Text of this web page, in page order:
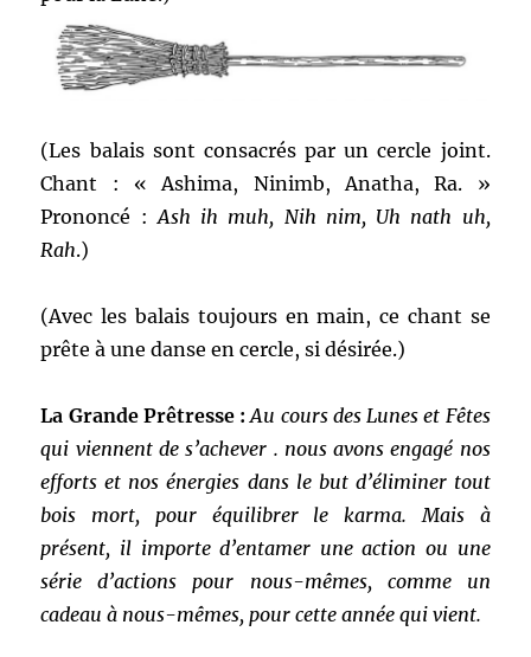
(Les balais sont consacrés par un cercle joint.
Chant : « Ashima, Ninimb, Anatha, Ra. »
Prononcé : Ash ih muh, Nih nim, Uh nath uh,
Rah.)
(Avec les balais toujours en main, ce chant se
prête à une danse en cercle, si désirée.)
La Grande Prêtresse : Au cours des Lunes et Fêtes
qui viennent de s’achever . nous avons engagé nos
efforts et nos énergies dans le but d’éliminer tout
bois mort, pour équilibrer le karma. Mais à
présent, il importe d’entamer une action ou une
série d’actions pour nous-mêmes, comme un
cadeau à nous-mêmes, pour cette année qui vient.